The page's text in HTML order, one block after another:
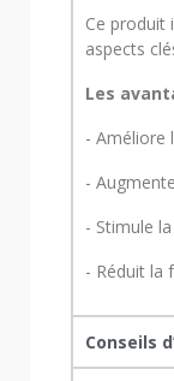
Ce produit
aspects
Les
- Améliore
-
- Stimule
- Réduit la
Conseils